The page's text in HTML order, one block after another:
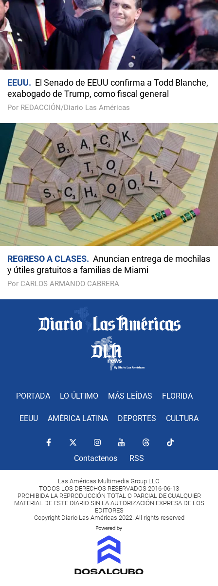
EEUU
El Senado de EEUU confirma a Todd Blanche,
exabogado de Trump, como fiscal general
Por REDACCIÓN/Diario Las Américas
REGRESO A CLASES
Anuncian entrega de mochilas
y útiles gratuitos a familias de Miami
Por CARLOS ARMANDO CABRERA
PORTADA LO ÚLTIMO MÁS LEÍDAS FLORIDA
EEUU AMÉRICA LATINA DEPORTES CULTURA
Contactenos RSS
Las Américas Multimedia Group LLC.
TODOS LOS DERECHOS RESERVADOS 2016-06-13
PROHIBIDA LA REPRODUCCIÓN TOTAL O PARCIAL DE CUALQUIER
MATERIAL DE ESTE DIARIO SIN LA AUTORIZACIÓN EXPRESA DE LOS
EDITORES
Copyright Diario Las Américas 2022. All rights reserved